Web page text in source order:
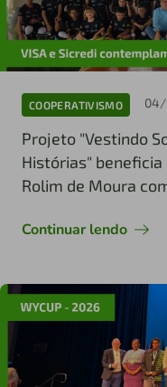
COOPERATIVISMO
Projeto "Vestindo
Histórias"
Rolim de Moura
Continuar lendo